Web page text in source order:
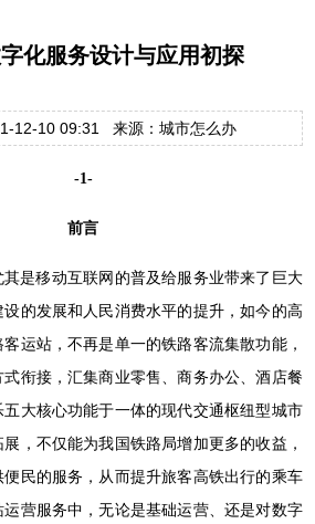
化服务设计与应用初探
12-10 09:31 来源：城市怎么办
-1-
前言
是移动互联网的普及给服务业带来了巨大
的发展和人民消费水平的提升，如今的高
运站，不再是单一的铁路客流集散功能，
衔接，汇集商业零售、商务办公、酒店餐
大核心功能于一体的现代交通枢纽型城市
，不仅能为我国铁路局增加更多的收益，
民的服务，从而提升旅客高铁出行的乘车
营服务中，无论是基础运营、还是对数字